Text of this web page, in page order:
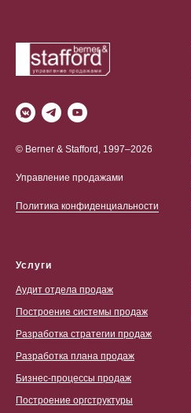
© Berner & Stafford, 1997–2026
Управление продажами
Политика конфиденциальности
Услуги
Аудит отдела продаж
Построение системы продаж
Разработка стратегии продаж
Разработка плана продаж
Бизнес-процессы продаж
Построение оргструктуры